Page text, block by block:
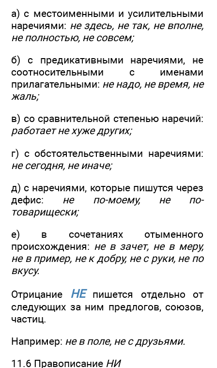
а) с местоименными и усилительными
наречиями: не здесь, не так, не вполне,
не полностью, не совсем;
б) с предикативными наречиями, не
соотносительными с именами
прилагательными: не надо, не время, не
жаль;
в) со сравнительной степенью наречий:
работает не хуже других;
г) с обстоятельственными наречиями:
не сегодня, не иначе;
д) с наречиями, которые пишутся через
дефис: не по-моему, не по-
товарищески;
е) в сочетаниях отыменного
происхождения: не в зачет, не в меру,
не в пример, не к добру, не с руки, не по
вкусу.
Отрицание НЕпишется отдельно от
следующих за ним предлогов, союзов,
частиц.
Например: не в поле, не с друзьями.
11.6 Правописание НИ